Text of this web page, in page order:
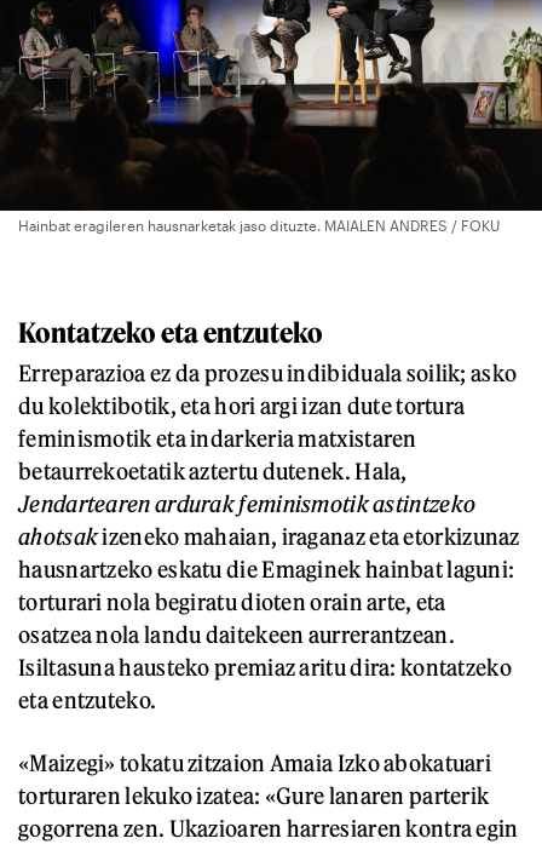
Hainbat eragileren hausnarketak jaso dituzte. MAIALEN ANDRES / FOKU
Kontatzeko eta entzuteko
Erreparazioa ez da prozesu indibiduala soilik; asko
du kolektibotik, eta hori argi izan dute tortura
feminismotik eta indarkeria matxistaren
betaurrekoetatik aztertu dutenek. Hala,
Jendartearen ardurak feminismotik astintzeko
ahotsakizeneko mahaian, iraganaz eta etorkizunaz
hausnartzeko eskatu die Emaginek hainbat laguni:
torturari nola begiratu dioten orain arte, eta
osatzea nola landu daitekeen aurrerantzean.
Isiltasuna hausteko premiaz aritu dira: kontatzeko
eta entzuteko.
«Maizegi» tokatu zitzaion Amaia Izko abokatuari
torturaren lekuko izatea: «Gure lanaren parterik
gogorrena zen. Ukazioaren harresiaren kontra egin